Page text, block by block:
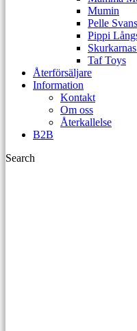
Mumin
Pelle
Pippi
Taf Toys
Återförsäljare
Information
Kontakt
Om oss
Återkallelse
B2B
Search